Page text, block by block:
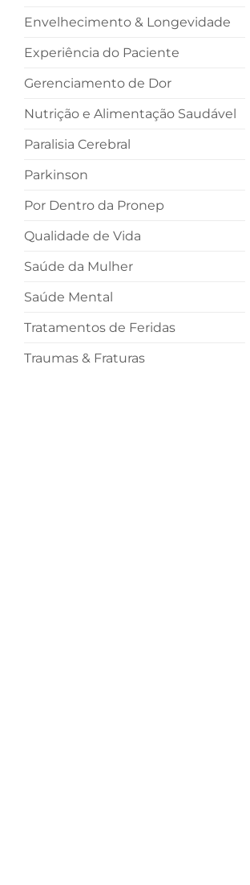
Envelhecimento & Longevidade
Experiência do Paciente
Gerenciamento de Dor
Nutrição e Alimentação Saudável
Paralisia Cerebral
Parkinson
Por Dentro da Pronep
Qualidade de Vida
Saúde da Mulher
Saúde Mental
Tratamentos de Feridas
Traumas & Fraturas